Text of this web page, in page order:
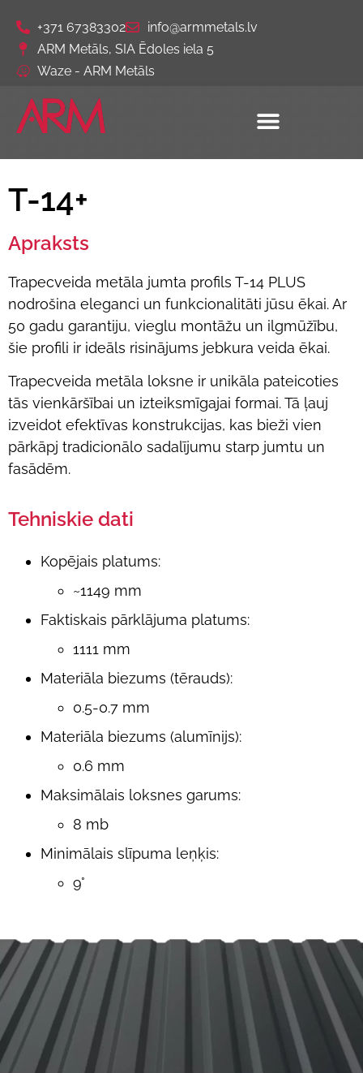
+371 67383302
info@armmetals.lv
ARM Metāls, SIA Ēdoles iela 5
Waze - ARM Metāls
T-14+
Apraksts
Trapecveida metāla jumta profils T-14 PLUS
nodrošina eleganci un funkcionalitāti jūsu ēkai. Ar
50 gadu garantiju, vieglu montāžu un ilgmūžību,
šie profili ir ideāls risinājums jebkura veida ēkai.
Trapecveida metāla loksne ir unikāla pateicoties
tās vienkāršībai un izteiksmīgajai formai. Tā ļauj
izveidot efektīvas konstrukcijas, kas bieži vien
pārkāpj tradicionālo sadalījumu starp jumtu un
fasādēm.
Tehniskie dati
Kopējais platums:
~1149 mm
Faktiskais pārklājuma platums:
1111 mm
Materiāla biezums (tērauds):
0.5-0.7 mm
Materiāla biezums (alumīnijs):
0.6 mm
Maksimālais loksnes garums:
8 mb
Minimālais slīpuma leņķis:
9°